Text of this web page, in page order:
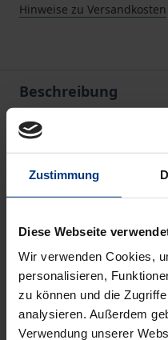
Zustimmung
Diese Webseite
Wir verwenden Cookies,
personalisieren,
zu können und die
analysieren. Außerdem
Verwendung unserer
Hinweise zu Versandkosten
Beschreibung
"Perspektiven aus dem
jüngeren
Rahmen der
die Rolle einer neuen
Anhand einer
Volumnier, eines
Perugia, setzt sich das